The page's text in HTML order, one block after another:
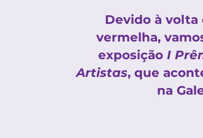
Devido à volta
vermelha,
exposição I
Artistas, que
na